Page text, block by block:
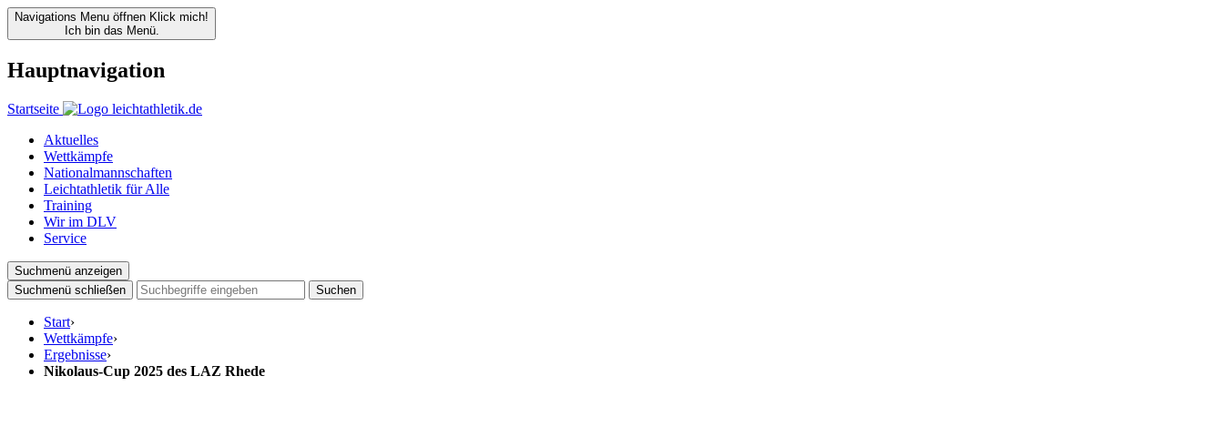
Navigations Menu öffnen Klick mich!
Ich bin das Menü.
Hauptnavigation
Startseite
Aktuelles
Wettkämpfe
Nationalmannschaften
Leichtathletik für Alle
Training
Wir im DLV
Service
Suchmenü anzeigen
Suchmenü schließen
Suchen
Start›
Wettkämpfe›
Ergebnisse›
Nikolaus-Cup 2025 des LAZ Rhede